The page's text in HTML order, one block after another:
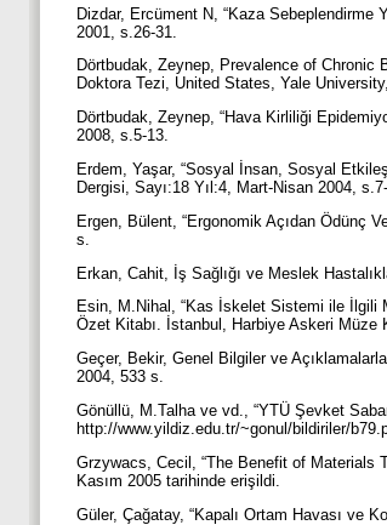
Dizdar, Ercüment N, “Kaza Sebeplendirme
2001, s.26-31.
Dörtbudak, Zeynep, Prevalence of Chronic
Doktora Tezi, United States, Yale
Dörtbudak, Zeynep, “Hava Kirliliği
2008, s.5-13.
Erdem, Yaşar, “Sosyal İnsan, Sosyal
Dergisi, Sayı:18 Yıl:4, Mart-Nisan 2004,
Ergen, Bülent, “Ergonomik Açıdan Ödünç
s.
Erkan, Cahit, İş Sağlığı ve Meslek
Esin, M.Nihal, “Kas İskelet Sistemi ile İlgili
Özet Kitabı. İstanbul, Harbiye Askeri Müze
Geçer, Bekir, Genel Bilgiler ve
2004, 533 s.
Gönüllü, M.Talha ve vd., “YTÜ Şevket
http://www.yildiz.edu.tr/~gonul/bildiriler/
Grzywacs, Cecil, “The Benefit of Materials
Kasım 2005 tarihinde erişildi.
Güler, Çağatay, “Kapalı Ortam Havası ve